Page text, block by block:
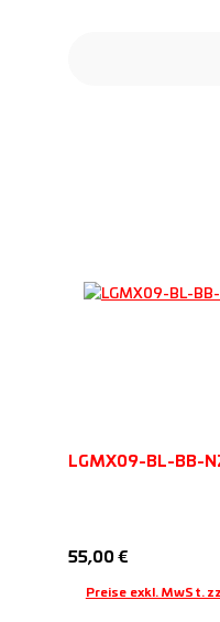
LGMX09-BL-BB-
Regulärer Preis:
55,00 €
Preise exkl. MwSt.